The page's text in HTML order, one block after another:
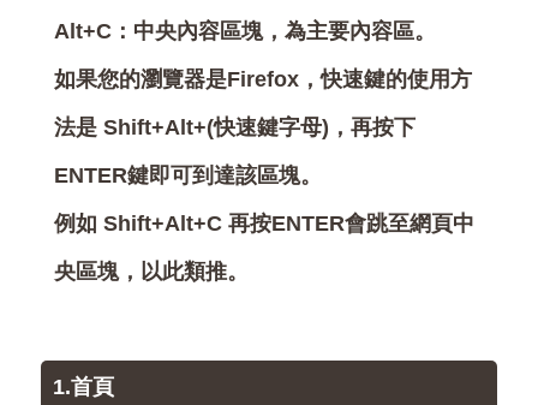
Alt+C：中央內容區塊，為主要內容區。
如果您的瀏覽器是Firefox，快速鍵的使用方
法是 Shift+Alt+(快速鍵字母)，再按下
ENTER鍵即可到達該區塊。
例如 Shift+Alt+C 再按ENTER會跳至網頁中
央區塊，以此類推。
1.首頁